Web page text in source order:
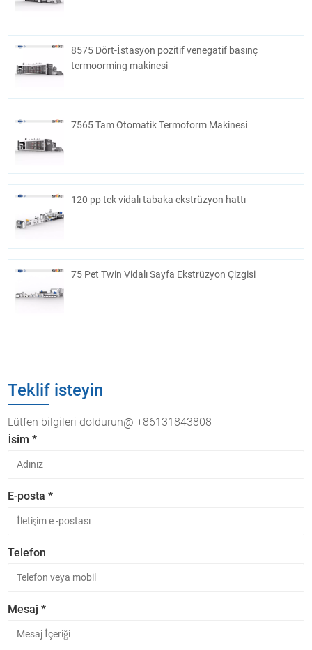
8575 Dört-İstasyon pozitif venegatif basınç
termoorming makinesi
7565 Tam Otomatik Termoform Makinesi
120 pp tek vidalı tabaka ekstrüzyon hattı
75 Pet Twin Vidalı Sayfa Ekstrüzyon Çizgisi
Teklif isteyin
Lütfen bilgileri doldurun@ +86131843808
İsim *
E-posta *
Telefon
Mesaj *